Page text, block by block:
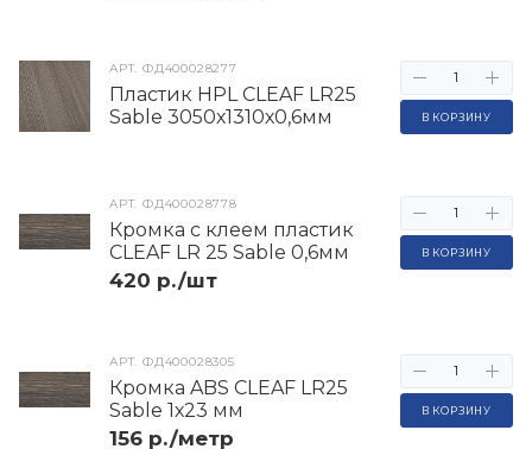
АРТ.ФД400028305
Кромка ABS CLEAF LR25
Sable 1х23 мм
156 р./метр
В КОРЗИНУ
АРТ.ФД400028778
Кромка с клеем пластик
CLEAF LR 25 Sable 0,6мм
420 р./шт
В КОРЗИНУ
АРТ.ФД400028277
Пластик HPL CLEAF LR25
Sable 3050х1310х0,6мм
В КОРЗИНУ